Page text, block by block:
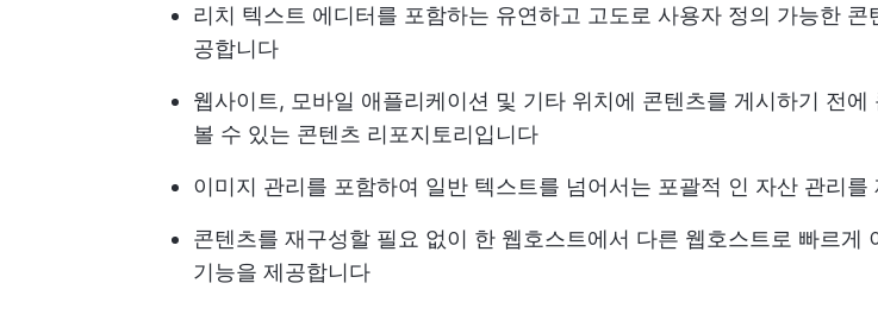
리치 텍스트 에디터를 포함하는 유연하고 고도로 사용자 정의 가능한 콘
공합니다
웹사이트, 모바일 애플리케이션 및 기타 위치에 콘텐츠를 게시하기 전에
볼 수 있는 콘텐츠 리포지토리입니다
이미지 관리를 포함하여 일반 텍스트를 넘어서는 포괄적 인 자산 관리를
콘텐츠를 재구성할 필요 없이 한 웹호스트에서 다른 웹호스트로 빠르게
기능을 제공합니다